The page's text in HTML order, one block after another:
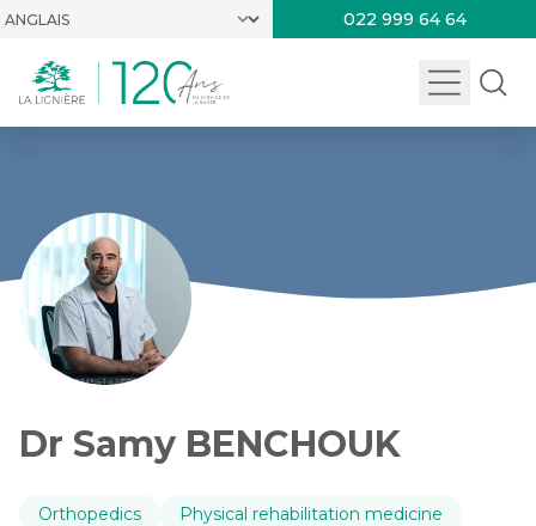
022 999 64 64
Dr Samy BENCHOUK
Orthopedics
Physical rehabilitation medicine